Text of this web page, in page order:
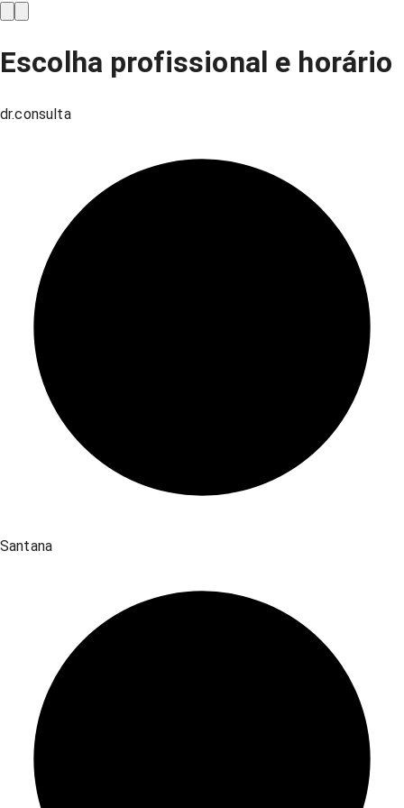
Escolha profissional e horário
dr.consulta
Santana